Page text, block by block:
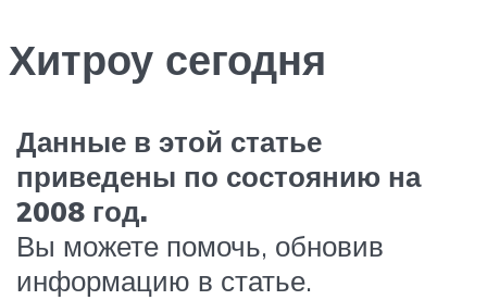
Хитроу сегодня
Данные в этой статье
приведены по состоянию на
2008 год.
Вы можете помочь, обновив
информацию в статье.